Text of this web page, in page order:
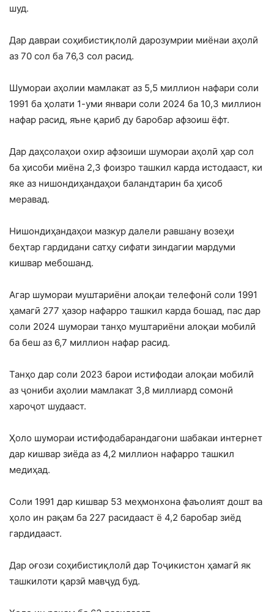
шуд.
Дар давраи соҳибистиқлолӣ дарозумрии миёнаи аҳолӣ
аз 70 сол ба 76,3 сол расид.
Шумораи аҳолии мамлакат аз 5,5 миллион нафари соли
1991 ба ҳолати 1-уми январи соли 2024 ба 10,3 миллион
нафар расид, яъне қариб ду баробар афзоиш ёфт.
Дар даҳсолаҳои охир афзоиши шумораи аҳолӣ ҳар сол
ба ҳисоби миёна 2,3 фоизро ташкил карда истодааст, ки
яке аз нишондиҳандаҳои баландтарин ба ҳисоб
меравад.
Нишондиҳандаҳои мазкур далели равшану возеҳи
беҳтар гардидани сатҳу сифати зиндагии мардуми
кишвар мебошанд.
Агар шумораи муштариёни алоқаи телефонӣ соли 1991
ҳамагӣ 277 ҳазор нафарро ташкил карда бошад, пас дар
соли 2024 шумораи танҳо муштариёни алоқаи мобилӣ
ба беш аз 6,7 миллион нафар расид.
Танҳо дар соли 2023 барои истифодаи алоқаи мобилӣ
аз ҷониби аҳолии мамлакат 3,8 миллиард сомонӣ
хароҷот шудааст.
Ҳоло шумораи истифодабарандагони шабакаи интернет
дар кишвар зиёда аз 4,2 миллион нафарро ташкил
медиҳад.
Соли 1991 дар кишвар 53 меҳмонхона фаъолият дошт ва
ҳоло ин рақам ба 227 расидааст ё 4,2 баробар зиёд
гардидааст.
Дар оғози соҳибистиқлолӣ дар Тоҷикистон ҳамагӣ як
ташкилоти қарзӣ мавҷуд буд.